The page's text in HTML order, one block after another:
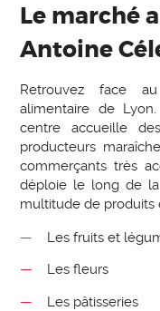
Le marché
Antoine
Retrouvez face
alimentaire de
centre accueille
producteurs
commerçants très
déploie le long de
multitude de produits
Les fruits et
Les fleurs
Les pâtisseries